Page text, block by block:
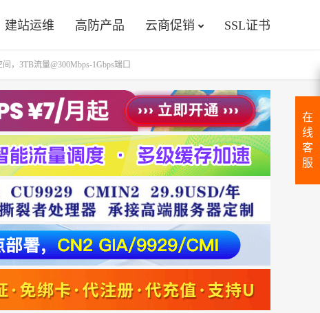
建站运维 高防产品 云商促销 SSL证书
，3TB流量@300Mbps-1Gbps端口
在
线
客
服